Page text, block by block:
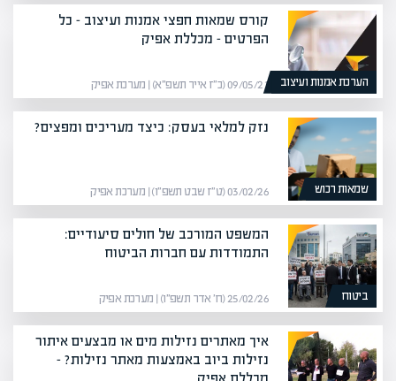
הערכת אמנות ועיצוב
קורס שמאות חפצי אמנות ועיצוב – כל
הפרטים – מכללת אפיק
09/05/21 (כ״ז אייר תשפ״א) | מערכת אפיק
שמאות רכוש
נזק למלאי בעסק: כיצד מעריכים ומפצים?
03/02/26 (ט״ז שבט תשפ״ו) | מערכת אפיק
ביטוח
המשפט המורכב של חולים סיעודיים:
התמודדות עם חברות הביטוח
25/02/26 (ח׳ אדר תשפ״ו) | מערכת אפיק
איך מאתרים נזילות מים או מבצעים איתור
נזילות ביוב באמצעות מאתר נזילות? –